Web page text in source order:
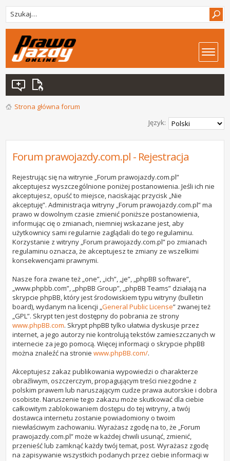
Strona główna forum
Język:
Forum prawojazdy.com.pl - Rejestracja
Rejestrując się na witrynie „Forum prawojazdy.com.pl”
akceptujesz wyszczególnione poniżej postanowienia. Jeśli ich nie
akceptujesz, opuść to miejsce, naciskając przycisk „Nie
akceptuję”. Administracja witryny „Forum prawojazdy.com.pl” ma
prawo w dowolnym czasie zmienić poniższe postanowienia,
informując cię o zmianach, niemniej wskazane jest, aby
użytkownicy sami regularnie zaglądali do tego regulaminu.
Korzystanie z witryny „Forum prawojazdy.com.pl” po zmianach
regulaminu oznacza, że akceptujesz te zmiany ze wszelkimi
konsekwencjami prawnymi.
Nasze fora zwane też „one”, „ich”, „je”, „phpBB software”,
„www.phpbb.com”, „phpBB Group”, „phpBB Teams” działają na
skrypcie phpBB, który jest środowiskiem typu witryny (bulletin
board), wydanym na licencji „General Public License” zwanej też
„GPL”. Skrypt ten jest dostępny do pobrania ze strony
www.phpBB.com. Skrypt phpBB tylko ułatwia dyskusje przez
internet, a jego autorzy nie kontrolują tekstów zamieszczanych w
internecie za jego pomocą. Więcej informacji o skrypcie phpBB
można znaleźć na stroniewww.phpBB.com/.
Akceptujesz zakaz publikowania wypowiedzi o charakterze
obraźliwym, oszczerczym, propagującym treści niezgodne z
polskim prawem lub naruszającym cudze prawa autorskie i dobra
osobiste. Naruszenie tego zakazu może skutkować dla ciebie
całkowitym zablokowaniem dostępu do tej witryny, a twój
dostawca internetu zostanie powiadomiony o twoim
niewłaściwym zachowaniu. Wyrażasz zgodę na to, że „Forum
prawojazdy.com.pl” może w każdej chwili usunąć, zmienić,
przenieść lub zamknąć każdy twój temat, post. Wyrażasz zgodę
na zapisywanie wszystkich podanych przez ciebie informacji w